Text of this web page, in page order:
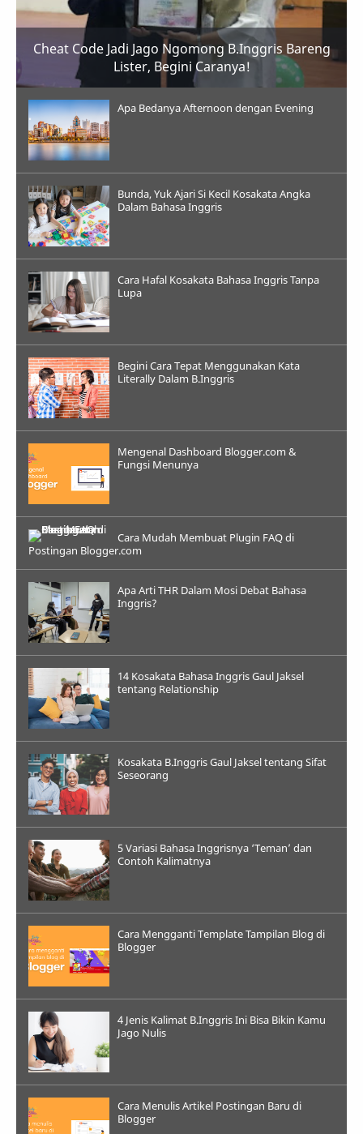
Cheat Code Jadi Jago Ngomong B.Inggris Bareng
Lister, Begini Caranya!
Apa Bedanya Afternoon dengan Evening
Bunda, Yuk Ajari Si Kecil Kosakata Angka
Dalam Bahasa Inggris
Cara Hafal Kosakata Bahasa Inggris Tanpa
Lupa
Begini Cara Tepat Menggunakan Kata
Literally Dalam B.Inggris
Mengenal Dashboard Blogger.com &
Fungsi Menunya
Cara Mudah Membuat Plugin FAQ di
Postingan Blogger.com
Apa Arti THR Dalam Mosi Debat Bahasa
Inggris?
14 Kosakata Bahasa Inggris Gaul Jaksel
tentang Relationship
Kosakata B.Inggris Gaul Jaksel tentang Sifat
Seseorang
5 Variasi Bahasa Inggrisnya ‘Teman’ dan
Contoh Kalimatnya
Cara Mengganti Template Tampilan Blog di
Blogger
4 Jenis Kalimat B.Inggris Ini Bisa Bikin Kamu
Jago Nulis
Cara Menulis Artikel Postingan Baru di
Blogger